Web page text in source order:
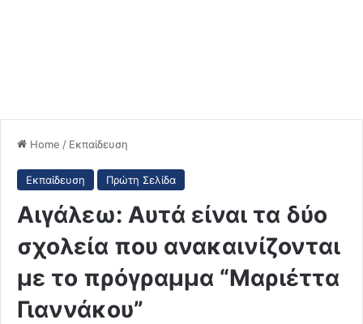
Home / Εκπαίδευση
Εκπαίδευση Πρώτη Σελίδα
Αιγάλεω: Αυτά είναι τα δύο
σχολεία που ανακαινίζονται
με το πρόγραμμα “Μαριέττα
Γιαννάκου”